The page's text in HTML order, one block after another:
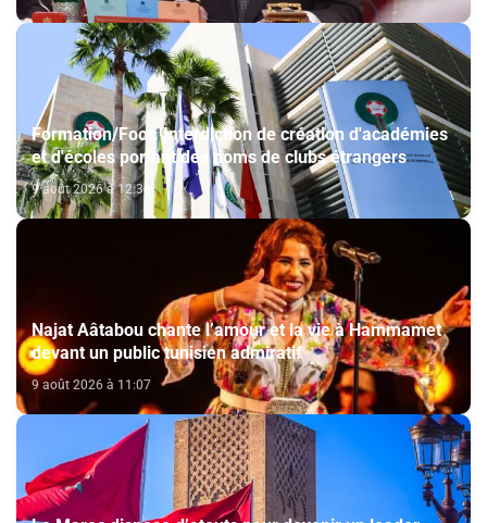
Formation/Foot: Interdiction de création d'académies
et d'écoles portant des noms de clubs étrangers
9 août 2026 à 12:36
Najat Aâtabou chante l’amour et la vie à Hammamet
devant un public tunisien admiratif
9 août 2026 à 11:07